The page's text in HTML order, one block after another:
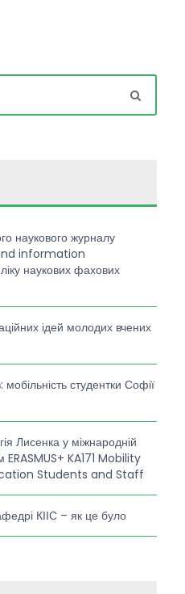
наукового журналу
information
наукових фахових
ідей молодих вчених
студентки Софії
Лисенка у міжнародній
ERASMUS+ KA171 Mobility
Students and Staff
КІІС – як це було